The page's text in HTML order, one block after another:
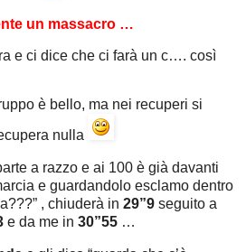
un massacro …
e ci dice che ci farà un c…. così
è bello, ma nei recuperi si
nulla
a razzo e ai 100 è già davanti
e guardandolo esclamo dentro
, chiuderà in 29”9 seguito a
e da me in 30”55 …